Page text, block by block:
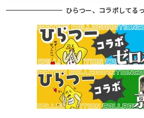
ひらつー、コラボしてる